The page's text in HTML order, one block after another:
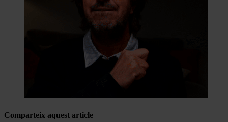
Comparteix aquest article